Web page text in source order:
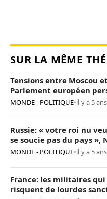
SUR LA MÊME
Tensions entre Moscou
Parlement européen
MONDE - POLITIQUE•il y a 5 ans
Russie: « votre roi nu
se soucie pas du pays
Poutine
MONDE - POLITIQUE•il y a 5 ans
France: les militaires
risquent de lourdes